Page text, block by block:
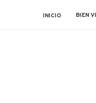
INICIO BIEN